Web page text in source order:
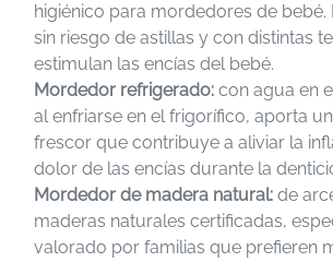
higiénico para mordedores de bebé.
sin riesgo de astillas y con distintas
estimulan las encías del bebé.
Mordedor refrigerado: con agua en
al enfriarse en el frigorífico, aporta
frescor que contribuye a aliviar la
dolor de las encías durante la
Mordedor de madera natural: de
maderas naturales certificadas,
valorado por familias que prefieren